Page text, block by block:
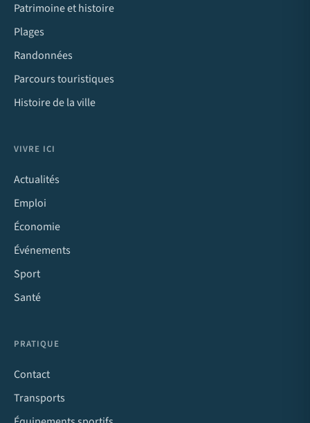
Patrimoine et histoire
Plages
Randonnées
Parcours touristiques
Histoire de la ville
VIVRE ICI
Actualités
Emploi
Économie
Événements
Sport
Santé
PRATIQUE
Contact
Transports